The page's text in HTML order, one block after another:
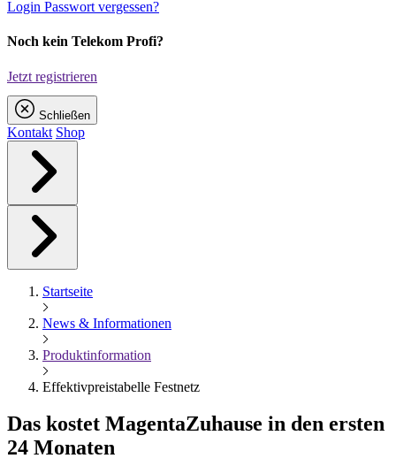
Login Passwort vergessen?
Noch kein Telekom Profi?
Jetzt registrieren
Schließen
Kontakt Shop
Startseite
News & Informationen
Produktinformation
Effektivpreistabelle Festnetz
Das kostet MagentaZuhause in den ersten
24 Monaten